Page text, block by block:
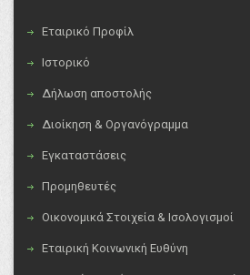
Εταιρικό Προφίλ
Ιστορικό
Δήλωση αποστολής
Διοίκηση & Οργανόγραμμα
Εγκαταστάσεις
Προμηθευτές
Οικονομικά Στοιχεία & Ισολογισμοί
Εταιρική Κοινωνική Ευθύνη